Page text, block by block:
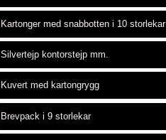
Kartonger med snabbotten i 10 storlekar
Silvertejp kontorstejp mm.
Kuvert med kartongrygg
Brevpack i 9 storlekar